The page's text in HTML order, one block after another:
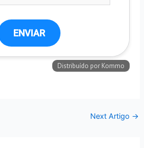
Next Artigo →